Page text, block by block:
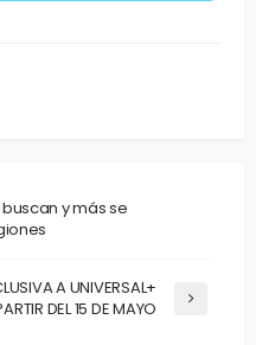
y más se
A UNIVERSAL+
DEL 15 DE MAYO